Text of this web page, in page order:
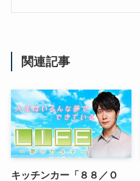
関連記事
キッチンカー「８８／Ｏ